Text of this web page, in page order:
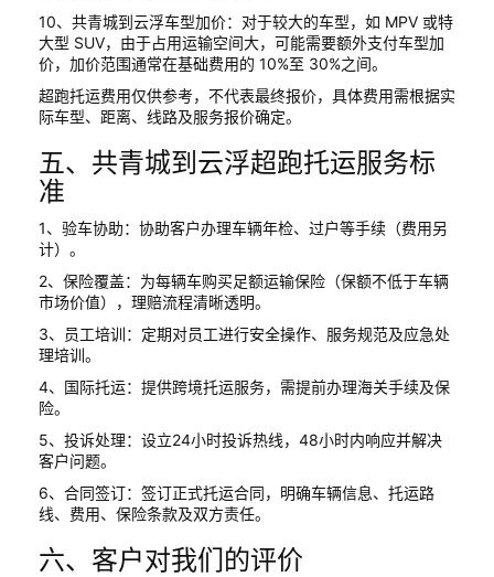
10、共青城到云浮车型加价：对于较大的车型，如 MPV 或特
大型 SUV，由于占用运输空间大，可能需要额外支付车型加
价，加价范围通常在基础费用的 10%至 30%之间。
超跑托运费用仅供参考，不代表最终报价，具体费用需根据实
际车型、距离、线路及服务报价确定。
五、共青城到云浮超跑托运服务标
准
1、验车协助：协助客户办理车辆年检、过户等手续（费用另
计）。
2、保险覆盖：为每辆车购买足额运输保险（保额不低于车辆
市场价值），理赔流程清晰透明。
3、员工培训：定期对员工进行安全操作、服务规范及应急处
理培训。
4、国际托运：提供跨境托运服务，需提前办理海关手续及保
险。
5、投诉处理：设立24小时投诉热线，48小时内响应并解决
客户问题。
6、合同签订：签订正式托运合同，明确车辆信息、托运路
线、费用、保险条款及双方责任。
六、客户对我们的评价